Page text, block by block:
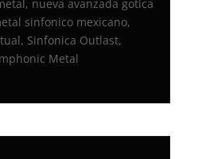
, nueva avanzada gotica
sinfonico mexicano,
, Sinfonica Outlast,
Metal